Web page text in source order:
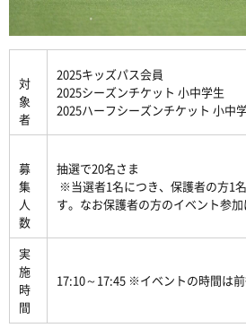
対
象
者
2025キッズパス会員
2025シーズンチケット 小中学生
2025ハーフシーズンチケット 小中
募
集
人
数
抽選で20名さま
※当選者1名につき、保護者の方1
す。なお保護者の方のイベント参加
実
施
時
間
17:10～17:45 ※イベントの時間は前